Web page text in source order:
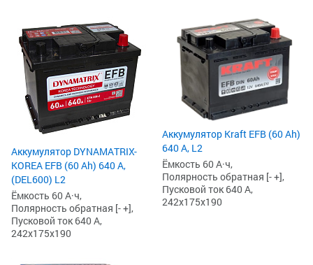
Аккумулятор DYNAMATRIX-
KOREA EFB (60 Ah) 640 А,
(DEL600) L2
Ёмкость 60 А·ч,
Полярность обратная [- +],
Пусковой ток 640 А,
242x175x190
Аккумулятор Kraft EFB (60 Ah)
640 А, L2
Ёмкость 60 А·ч,
Полярность обратная [- +],
Пусковой ток 640 А,
242x175x190